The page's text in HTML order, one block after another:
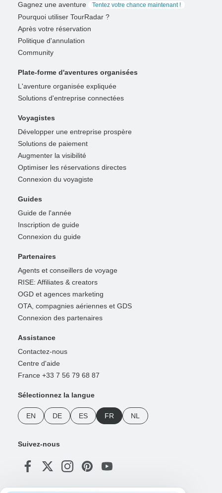
Gagnez une aventure
Tentez votre chance maintenant !
Pourquoi utiliser TourRadar ?
Après votre réservation
Politique d'annulation
Community
Plate-forme d'aventures organisées
L'aventure organisée expliquée
Solutions d'entreprise connectées
Voyagistes
Développer une entreprise prospère
Solutions de paiement
Augmenter la visibilité
Optimiser les réservations directes
Connexion du voyagiste
Guides
Guide de l'année
Inscription de guide
Connexion du guide
Partenaires
Agents et conseillers de voyage
RISE: Affiliates & creators
OGD et agences marketing
OTA, compagnies aériennes et GDS
Connexion des partenaires
Assistance
Contactez-nous
Centre d'aide
France +33 7 56 79 68 87
Sélectionnez la langue
EN DE ES FR NL
Suivez-nous